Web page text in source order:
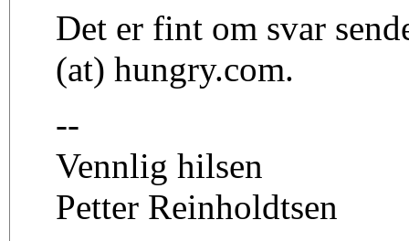
Det er fint om svar
(at) hungry.com.
--
Vennlig hilsen
Petter Reinholdtsen